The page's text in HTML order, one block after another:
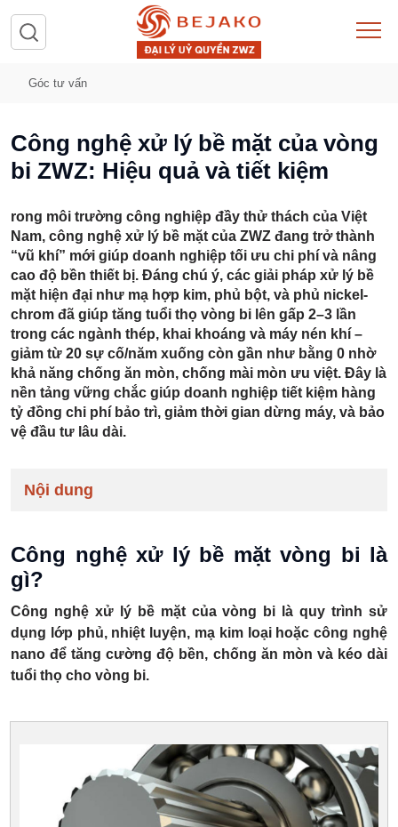
Góc tư vấn
Công nghệ xử lý bề mặt của vòng
bi ZWZ: Hiệu quả và tiết kiệm
rong môi trường công nghiệp đầy thử thách của Việt
Nam, công nghệ xử lý bề mặt của ZWZ đang trở thành
“vũ khí” mới giúp doanh nghiệp tối ưu chi phí và nâng
cao độ bền thiết bị. Đáng chú ý, các giải pháp xử lý bề
mặt hiện đại như mạ hợp kim, phủ bột, và phủ nickel-
chrom đã giúp tăng tuổi thọ vòng bi lên gấp 2–3 lần
trong các ngành thép, khai khoáng và máy nén khí –
giảm từ 20 sự cố/năm xuống còn gần như bằng 0 nhờ
khả năng chống ăn mòn, chống mài mòn ưu việt. Đây là
nền tảng vững chắc giúp doanh nghiệp tiết kiệm hàng
tỷ đồng chi phí bảo trì, giảm thời gian dừng máy, và bảo
vệ đầu tư lâu dài.
Nội dung
Công nghệ xử lý bề mặt vòng bi là
gì?
Công nghệ xử lý bề mặt của vòng bi là quy trình sử
dụng lớp phủ, nhiệt luyện, mạ kim loại hoặc công nghệ
nano để tăng cường độ bền, chống ăn mòn và kéo dài
tuổi thọ cho vòng bi.